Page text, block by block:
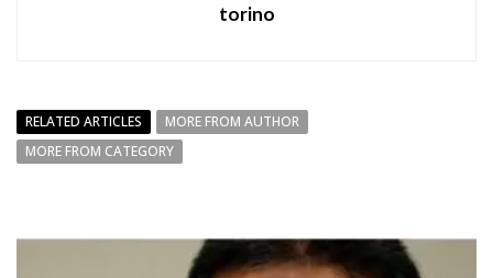
torino
RELATED ARTICLES
MORE FROM AUTHOR
MORE FROM CATEGORY